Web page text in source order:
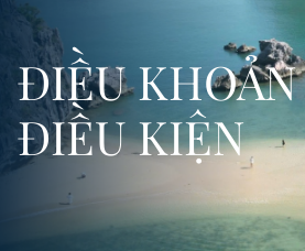
ĐIỀU KHOẢN
ĐIỀU KIỆN